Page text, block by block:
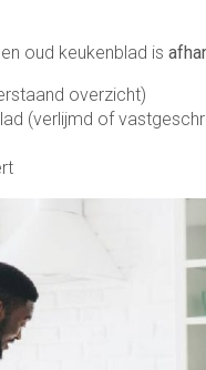
oud keukenblad is
overzicht)
(verlijmd of